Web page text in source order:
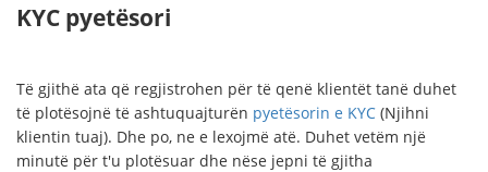
KYC pyetësori
Të gjithë ata që regjistrohen për të qenë klientët tanë duhet
të plotësojnë të ashtuquajturën pyetësorin e KYC (Njihni
klientin tuaj). Dhe po, ne e lexojmë atë. Duhet vetëm një
minutë për t'u plotësuar dhe nëse jepni të gjitha